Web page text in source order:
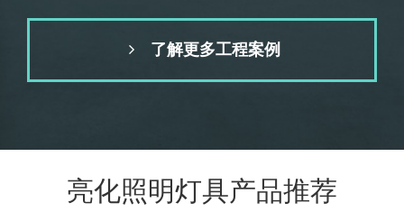
了解更多工程案例
亮化照明灯具产品推荐